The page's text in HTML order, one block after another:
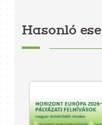
Hasonló